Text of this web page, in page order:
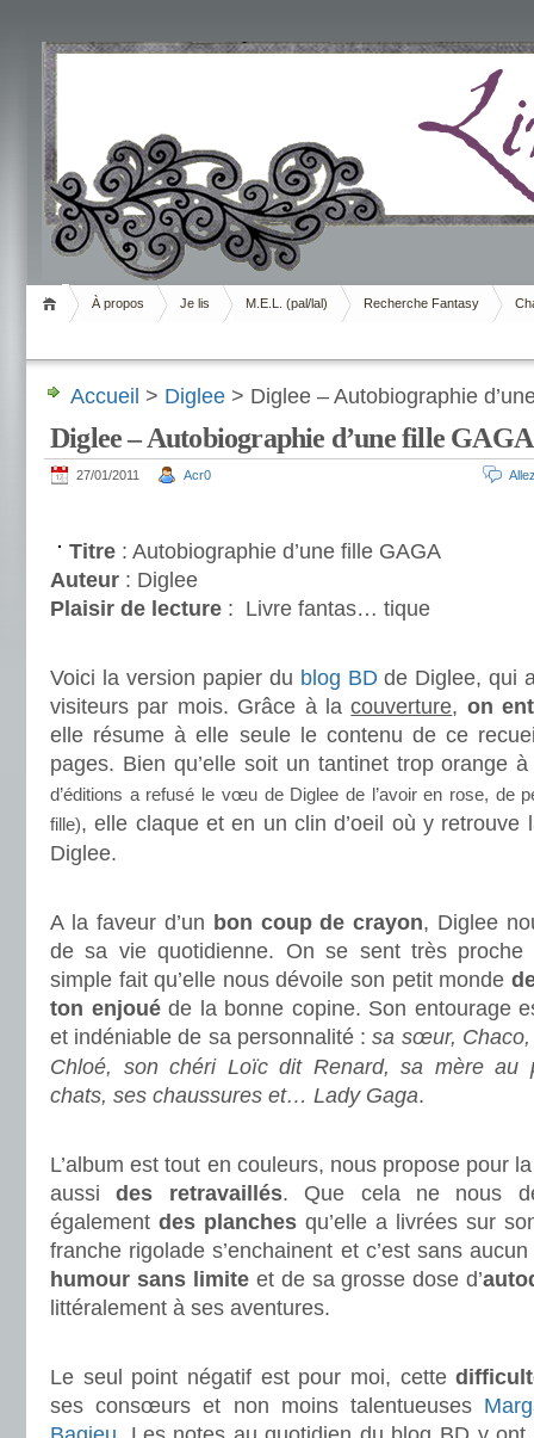
Livrement
À propos Je lis M.E.L. (pal/lal) Recherche Fantasy
Accueil > Diglee > Diglee – Autobiographie
Diglee – Autobiographie d’une fille GAGA
27/01/2011 Acr0
Titre : Autobiographie d’une fille GAGA
Auteur : Diglee
Plaisir de lecture : Livre fantas… tique
Voici la version papier du blog BD de Diglee, qui
visiteurs par mois. Grâce à lacouverture, on
elle résume à elle seule le contenu de ce
pages. Bien qu’elle soit un tantinet trop orange
d’éditions a refusé le vœu de Diglee de l’avoir en rose, de
fille), elle claque et en un clin d’oeil où y retrouve
Diglee.
A la faveur d’un bon coup de crayon, Diglee
de sa vie quotidienne. On se sent très proche
simple fait qu’elle nous dévoile son petit monde
ton enjouéde la bonne copine. Son entourage
et indéniable de sa personnalité :sa sœur, Chaco,
Chloé, son chéri Loïc dit Renard, sa mère au
chats, ses chaussures et… Lady Gaga.
L’album est tout en couleurs, nous propose pour
aussides retravaillés. Que cela ne nous
également des planches qu’elle a livrées sur
franche rigolade s’enchainent et c’est sans
humour sans limiteet de sa grosse dose d’
littéralement à ses aventures.
Le seul point négatif est pour moi, cette
ses consœurs et non moins talentueuses